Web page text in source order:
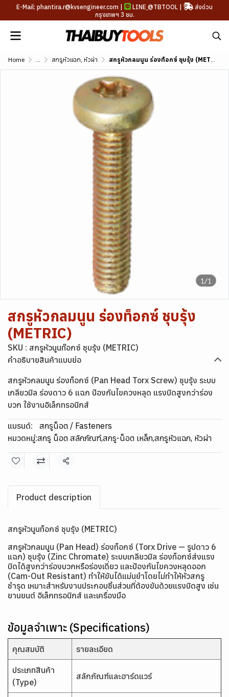
E-Mail: phantira.r@kvsengineer.com | LINE @TBTOOL |
ส่งด่วน
กรุงเทพฯ 3 ชม.
Home ... สกรูหัวแฉก, หัวผ่า สกรูหัวกลมนูน ร่องท็อกซ์ ชุบรุ้ง (METRIC)
1/1
สกรูหัวกลมนูน ร่องท็อกซ์ ชุบรุ้ง
(METRIC)
SKU : สกรูหัวนูนท๊อกซ์ ชุบรุ้ง (METRIC)
คำอธิบายสินค้าแบบย่อ
สกรูหัวกลมนูน ร่องท็อกซ์ (Pan Head Torx Screw) ชุบรุ้ง ระบบ
เกลียวมิล ร่องดาว 6 แฉก ป้องกันไขควงหลุด แรงบิดสูงกว่าร่อง
บวก ใช้งานอิเล็กทรอนิกส์
แบรนด์:
สกรูน็อต / Fasteners
หมวดหมู่:สกรู น็อต สลักภัณฑ์,สกรู-น็อต เหล็ก,สกรูหัวแฉก, หัวผ่า
แชร์
Product description
สกรูหัวนูนท็อกซ์ ชุบรุ้ง (METRIC)
สกรูหัวกลมนูน (Pan Head) ร่องท็อกซ์ (Torx Drive — รูปดาว 6
แฉก) ชุบรุ้ง (Zinc Chromate) ระบบเกลียวมิล ร่องท็อกซ์ส่งแรง
บิดได้สูงกว่าร่องบวกหรือร่องเดี่ยว และป้องกันไขควงหลุดออก
(Cam-Out Resistant) ทำให้ขันได้แม่นยำโดยไม่ทำให้หัวสกรู
ชำรุด เหมาะสำหรับงานประกอบชิ้นส่วนที่ต้องขันด้วยแรงบิดสูง เช่น
ยานยนต์ อิเล็กทรอนิกส์ และเครื่องมือ
ข้อมูลจำเพาะ (Specifications)
คุณสมบัติ รายละเอียด
ประเภทสินค้า
(Type)
สลักภัณฑ์และฮาร์ดแวร์